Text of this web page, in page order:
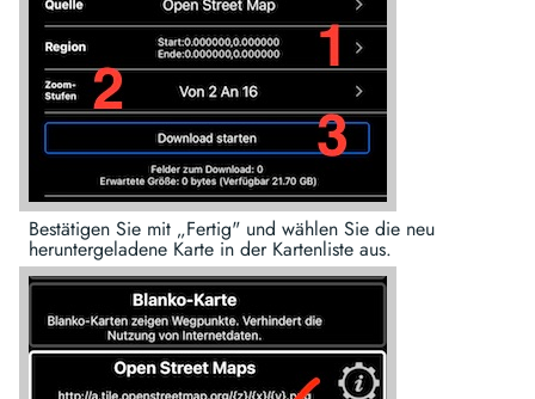
Bestätigen Sie mit „Fertig" und wählen Sie die neu
heruntergeladene Karte in der Kartenliste aus.